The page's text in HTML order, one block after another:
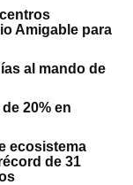
Amigable para
al mando de
20% en
ecosistema
de 31